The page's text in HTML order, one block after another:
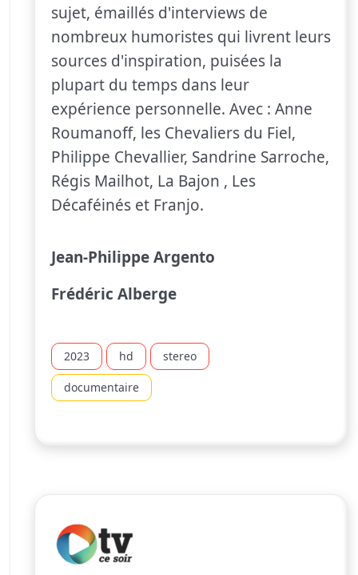
sujet, émaillés d'interviews de
nombreux humoristes qui livrent leurs
sources d'inspiration, puisées la
plupart du temps dans leur
expérience personnelle. Avec : Anne
Roumanoff, les Chevaliers du Fiel,
Philippe Chevallier, Sandrine Sarroche,
Régis Mailhot, La Bajon , Les
Décaféinés et Franjo.
Jean-Philippe Argento
Frédéric Alberge
2023 hd stereo
documentaire